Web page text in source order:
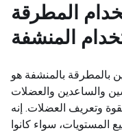
المطرقة
المنشفة
بالمطرقة بالمنشفة هو
والساعدين والعضلات
وتعريف العضلات. إنه
المستويات، سواء كانوا